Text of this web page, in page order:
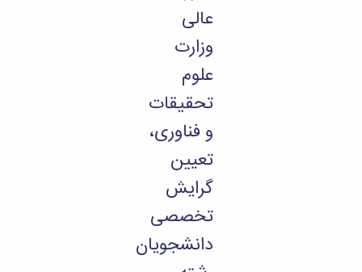
عالی
وزارت
علوم
تحقیقات
و فناوری،
تعیین
گرایش
تخصصی
دانشجویان